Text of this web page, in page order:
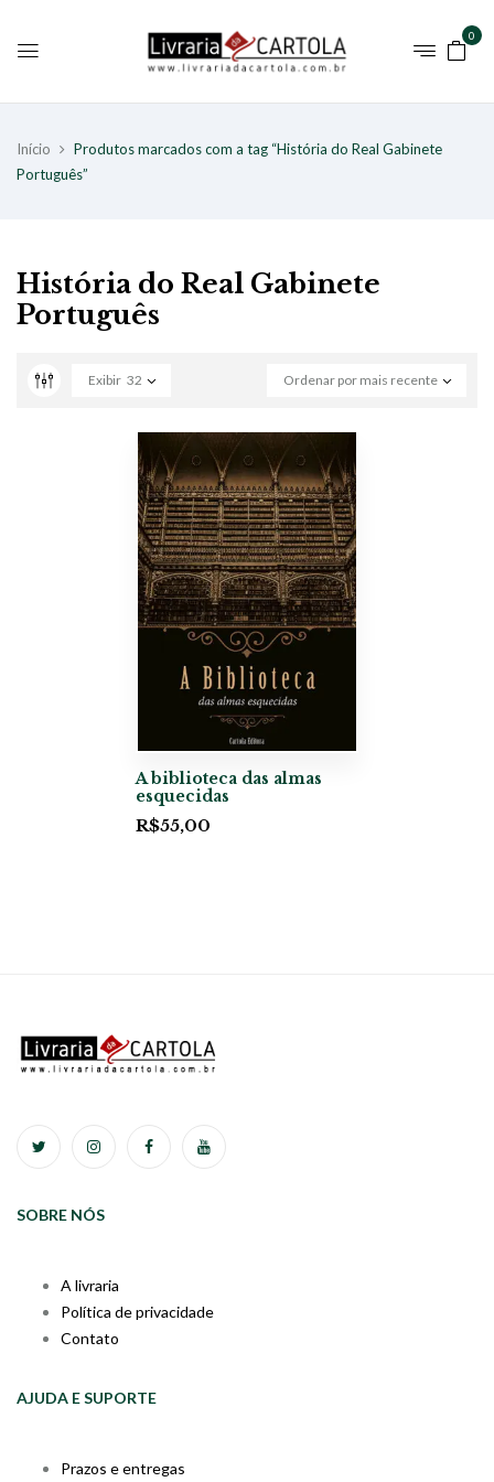
0
Início
Produtos marcados com a tag “História do Real Gabinete
Português”
História do Real Gabinete
Português
Ordenar por mais recente
Exibir 32
A biblioteca das almas
esquecidas
R$55,00
SOBRE NÓS
A livraria
Política de privacidade
Contato
AJUDA E SUPORTE
Prazos e entregas